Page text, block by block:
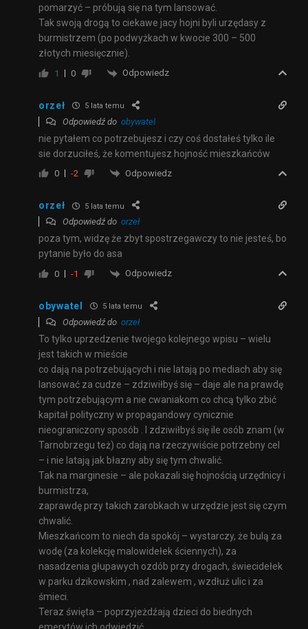
pomarzyć – próbują się na tym lansować.
Tak swoją drogą to ciekawe jacy hojni byli urzędasy z
burmistrzem (po podwyżkach w kwocie 300 – 500
złotych miesięcznie).
1 0 Odpowiedz
orzeł 5 lata temu
Odpowiedź do obywatel
nie pytałem co potrzebujesz i czy coś dostałeś tylko ile
sie dorzuciłeś, że komentujesz hojność mieszkańców
0 -2 Odpowiedz
orzeł 5 lata temu
Odpowiedź do orzeł
poza tym, widzę że zbyt spostrzegawczy to nie jesteś, bo
pytanie było do asa
0 -1 Odpowiedz
obywatel 5 lata temu
Odpowiedź do orzeł
To tylko uprzedzenie twojego kolejnego wpisu – wielu
jest takich w mieście
co dają na potrzebujących i nie latają po mediach aby się
lansować za cudze – zdziwiłbyś się – daje ale na prawdę
tym potrzebującym a nie cwaniakom co chcą tylko zbić
kapitał polityczny w propagandowy cynicznie
nieograniczony sposób . I zdziwiłbyś się ile osób znam (w
Tarnobrzegu też) co dają na rzeczywiście potrzebny cel
– i nie latają jak błazny aby się tym chwalić.
Tak na marginesie – ale pokazali się hojnością urzędnicy i
burmistrza,
zaprawdę przy takich zarobkach w urzędzie jest się czym
chwalić.
Mieszkańcom to niech da spokój – wystarczy, że bulą za
wodę (za kolekcję malowidełek ściennych), za
nasadzenia głupawych ozdób przy drogach, świecidełek
w parku dzikowskim , nad zalewem , wzdłuż ulic i za
śmieci.
Teraz święta – poprzyjeżdźają dzieci do biednych
emerytów ich odwiedzić,